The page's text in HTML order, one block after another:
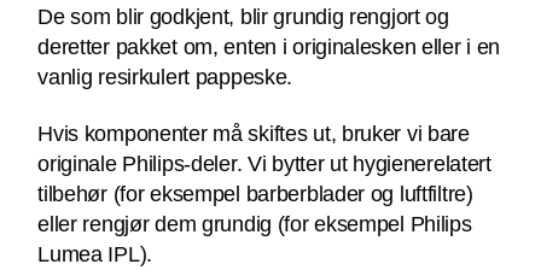
De som blir godkjent, blir grundig rengjort og
deretter pakket om, enten i originalesken eller i en
vanlig resirkulert pappeske.
Hvis komponenter må skiftes ut, bruker vi bare
originale Philips-deler. Vi bytter ut hygienerelatert
tilbehør (for eksempel barberblader og luftfiltre)
eller rengjør dem grundig (for eksempel Philips
Lumea IPL).